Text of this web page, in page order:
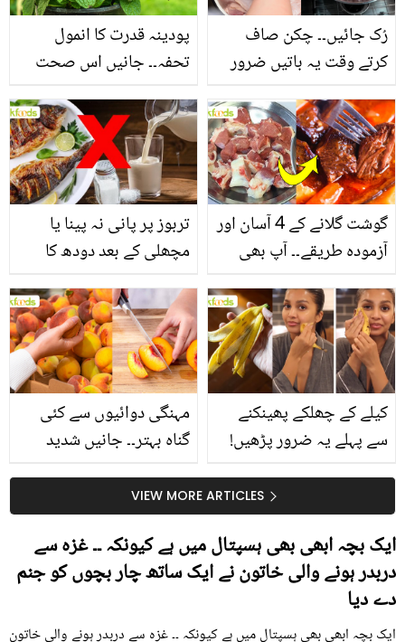
پودینہ قدرت کا انمول
تحفہ۔۔ جانیں اس صحت
انگیز طبی فوائد
رُک جائیں۔۔ چکن صاف
کرتے وقت یہ باتیں ضرور
تربوز پر پانی نہ پینا یا
مچھلی کے بعد دودھ کا
سے متعلق غلط فہمیوں کی
حقیقت کیا ہے اور افواہ
کیا؟
گوشت گلانے کے 4 آسان اور
آزمودہ طریقے۔۔ آپ بھی
بتائے راز
مہنگی دوائیوں سے کئی
گناہ بہتر۔۔ جانیں شدید
کیوں کھانا چاہیے؟
کیلے کے چھلکے پھینکنے
سے پہلے یہ ضرور پڑھیں!
سستا اور قدرتی حلVIEW MORE ARTICLES
ایک بچہ ابھی بھی ہسپتال میں ہے کیونکہ ۔۔ غزہ سے
دربدر ہونے والی خاتون نے ایک ساتھ چار بچوں کو جنم
دے دیا
ایک بچہ ابھی بھی ہسپتال میں ہے کیونکہ ۔۔ غزہ سے دربدر ہونے والی خاتون